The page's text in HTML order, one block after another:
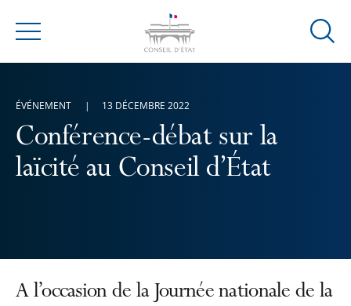
Menu
Ouvrir
Conférence-débat sur la
laïcité au Conseil d’État
ÉVÉNEMENT 13 DÉCEMBRE 2022
A l’occasion de la Journée nationale de la